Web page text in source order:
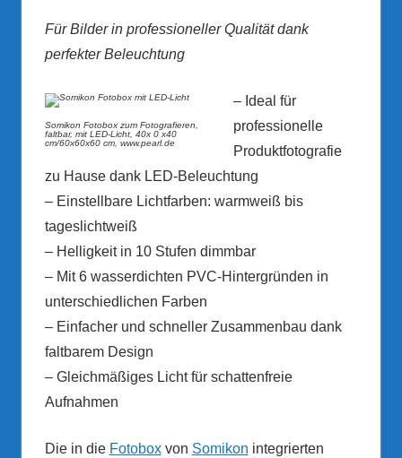
Für Bilder in professioneller Qualität dank
perfekter Beleuchtung
Somikon Fotobox zum Fotografieren,
faltbar, mit LED-Licht, 40x 0 x40
cm/60x60x60 cm, www.pearl.de
– Ideal für
professionelle
Produktfotografie
zu Hause dank LED-Beleuchtung
– Einstellbare Lichtfarben: warmweiß bis
tageslichtweiß
– Helligkeit in 10 Stufen dimmbar
– Mit 6 wasserdichten PVC-Hintergründen in
unterschiedlichen Farben
– Einfacher und schneller Zusammenbau dank
faltbarem Design
– Gleichmäßiges Licht für schattenfreie
Aufnahmen
Die in die Fotoboxvon Somikon integrierten